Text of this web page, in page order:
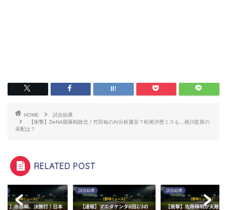
HOME
試合結果
【衝撃】DeNA開幕戦敗北！竹田祐のAI分析露呈？松尾汐恩ミスも…相川監督の
采配は？
RELATED POST
試合結果 試合結果